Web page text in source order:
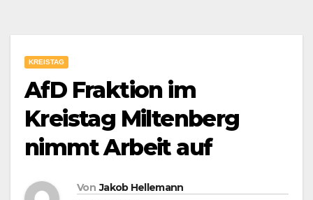
KREISTAG
AfD Fraktion im
Kreistag Miltenberg
nimmt Arbeit auf
Von Jakob Hellemann